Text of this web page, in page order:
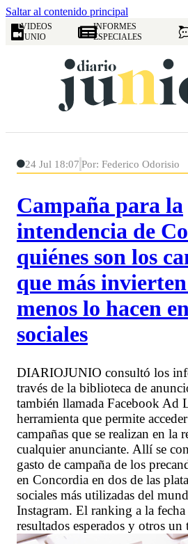
Saltar al contenido principal
VIDEOS
JUNIO
INFORMES
ESPECIALES
24 Jul 18:07 Por: Federico Odorisio
Campaña para la
intendencia de
quiénes son los
que más
menos lo hacen
sociales
DIARIOJUNIO consultó los
través de la biblioteca de
también llamada Facebook Ad
herramienta que permite
campañas que se realizan en la
cualquier anunciante. Allí se
gasto de campaña de los
en Concordia en dos de las
sociales más utilizadas del
Instagram. El ranking a la
resultados esperados y otros un